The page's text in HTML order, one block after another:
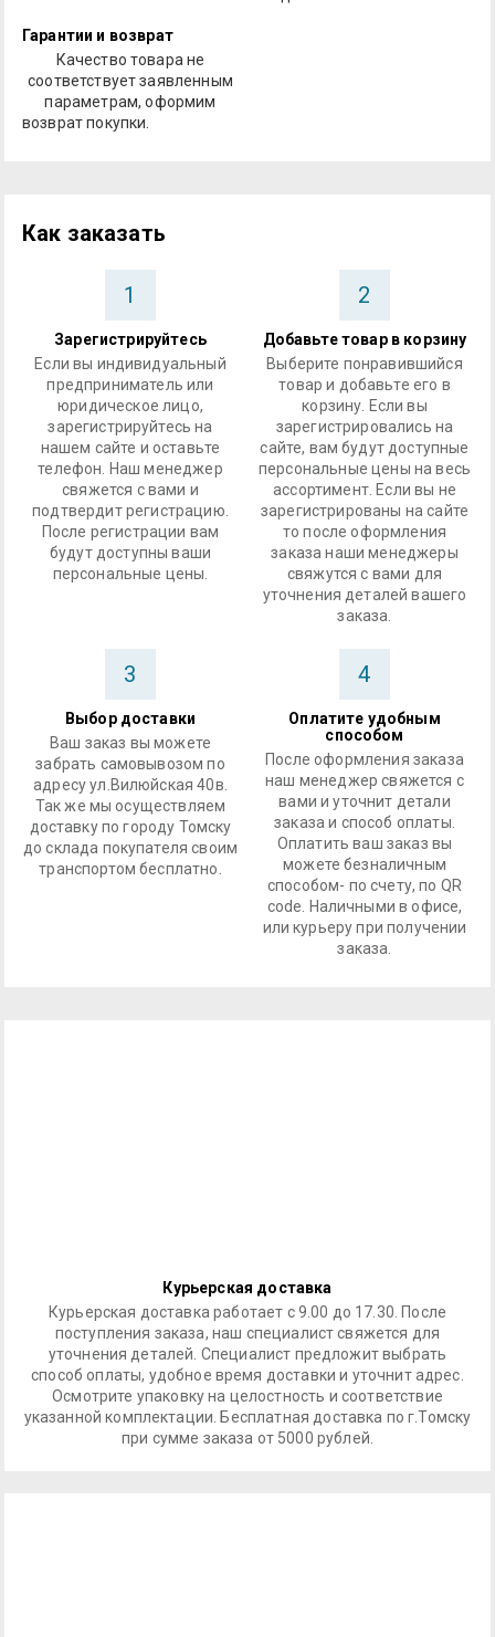
Гарантии и возврат
Качество товара не
соответствует заявленным
параметрам, оформим
возврат покупки.
Как заказать
1
Зарегистрируйтесь
Если вы индивидуальный
предприниматель или
юридическое лицо,
зарегистрируйтесь на
нашем сайте и оставьте
телефон. Наш менеджер
свяжется с вами и
подтвердит регистрацию.
После регистрации вам
будут доступны ваши
персональные цены.
2
Добавьте товар в корзину
Выберите понравившийся
товар и добавьте его в
корзину. Если вы
зарегистрировались на
сайте, вам будут доступные
персональные цены на весь
ассортимент. Если вы не
зарегистрированы на сайте
то после оформления
заказа наши менеджеры
свяжутся с вами для
уточнения деталей вашего
заказа.
3
Выбор доставки
Ваш заказ вы можете
забрать самовывозом по
адресу ул.Вилюйская 40в.
Так же мы осуществляем
доставку по городу Томску
до склада покупателя своим
транспортом бесплатно.
4
Оплатите удобным
способом
После оформления заказа
наш менеджер свяжется с
вами и уточнит детали
заказа и способ оплаты.
Оплатить ваш заказ вы
можете безналичным
способом- по счету, по QR
code. Наличными в офисе,
или курьеру при получении
заказа.
Курьерская доставка
Курьерская доставка работает с 9.00 до 17.30. После
поступления заказа, наш специалист свяжется для
уточнения деталей. Специалист предложит выбрать
способ оплаты, удобное время доставки и уточнит адрес.
Осмотрите упаковку на целостность и соответствие
указанной комплектации. Бесплатная доставка по г.Томску
при сумме заказа от 5000 рублей.